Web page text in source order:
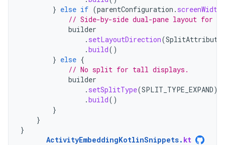
} else if (parentConfiguration .
// Side-by-side dual-pane layout for
builder
. setLayoutDirection(
.build()
} else {
// No split for tall displays.
builder
. setSplitType(SPLIT_TYPE_EXPAND)
.build()
}
}
}
ActivityEmbeddingKotlinSnippets. kt